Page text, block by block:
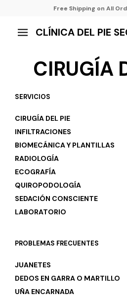
Free Shipping on All
CLÍNICA DEL PIE
CIRUGÍA
SERVICIOS
CIRUGÍA DEL PIE
INFILTRACIONES
BIOMECÁNICA Y PLANTILLAS
RADIOLOGÍA
ECOGRAFÍA
QUIROPODOLOGÍA
SEDACIÓN CONSCIENTE
LABORATORIO
PROBLEMAS FRECUENTES
JUANETES
DEDOS EN GARRA O MARTILLO
UÑA ENCARNADA